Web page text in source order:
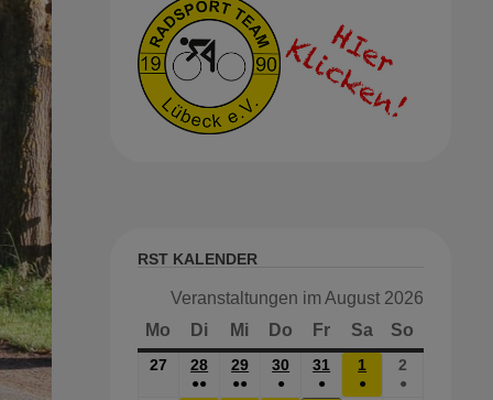
RST KALENDER
Veranstaltungen im August 2026
Mo Montag
Di Dienstag
Mi Mittwoch
Do Donnerstag
FrFreitag
SaSamstag
So
27
Juli
28
JULI
●●
29
JULI
●●
30
JULI
●
31
JULI
●
1
AUG.
●
2
●